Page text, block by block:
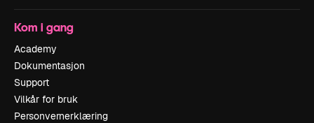
Kom i gang
Academy
Dokumentasjon
Support
Vilkår for bruk
Personvernerklæring